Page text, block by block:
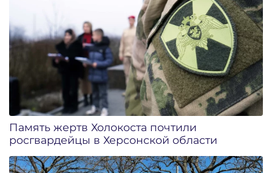
Память жертв Холокоста почтили
росгвардейцы в Херсонской области